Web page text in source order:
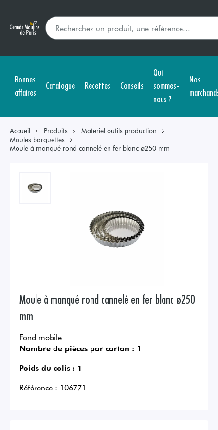
Bonnes
affaires
Catalogue Recettes Conseils
Qui
sommes-
nous ?
Nos
Accueil Produits
Materiel outils production
Moules barquettes
Moule à manqué rond cannelé en fer blanc ø250 mm
Moule à manqué rond cannelé en fer blanc ø250
mm
Fond mobile
Nombre de pièces par carton : 1
Poids du colis : 1
Référence : 106771